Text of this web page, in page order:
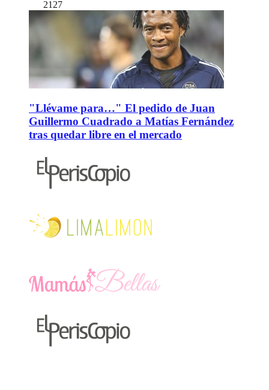
2127
"Llévame para…" El pedido de Juan
Guillermo Cuadrado a Matías Fernández
tras quedar libre en el mercado